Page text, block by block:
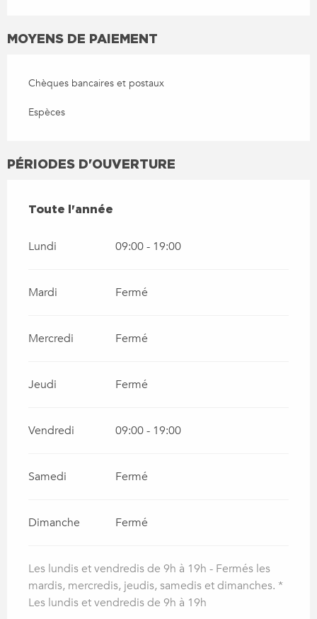
MOYENS DE PAIEMENT
Chèques bancaires et postaux
Espèces
PÉRIODES D'OUVERTURE
TOUTE L'ANNÉE
Toute l'année
Lundi 09:00 - 19:00
Mardi Fermé
Mercredi Fermé
Jeudi Fermé
Vendredi 09:00 - 19:00
Samedi Fermé
Dimanche Fermé
Les lundis et vendredis de 9h à 19h - Fermés les
mardis, mercredis, jeudis, samedis et dimanches. *
Les lundis et vendredis de 9h à 19h